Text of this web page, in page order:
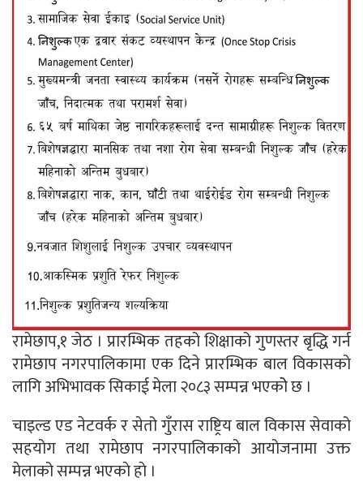
रामेछाप,१ जेठ । प्रारम्भिक तहको शिक्षाको गुणस्तर बृद्धि गर्न
रामेछाप नगरपालिकामा एक दिने प्रारम्भिक बाल विकासको
लागि अभिभावक सिकाई मेला २०८३ सम्पन्न भएकोे छ ।
चाइल्ड एड नेटवर्क र सेतो गुँरास राष्ट्रिय बाल विकास सेवाको
सहयोग तथा रामेछाप नगरपालिकाको आयोजनामा उक्त
मेलाको सम्पन्न भएकाे हाे ।